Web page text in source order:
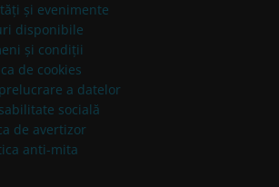
și evenimente
disponibile
și condiții
de cookies
a datelor
socială
de avertizor
anti-mita